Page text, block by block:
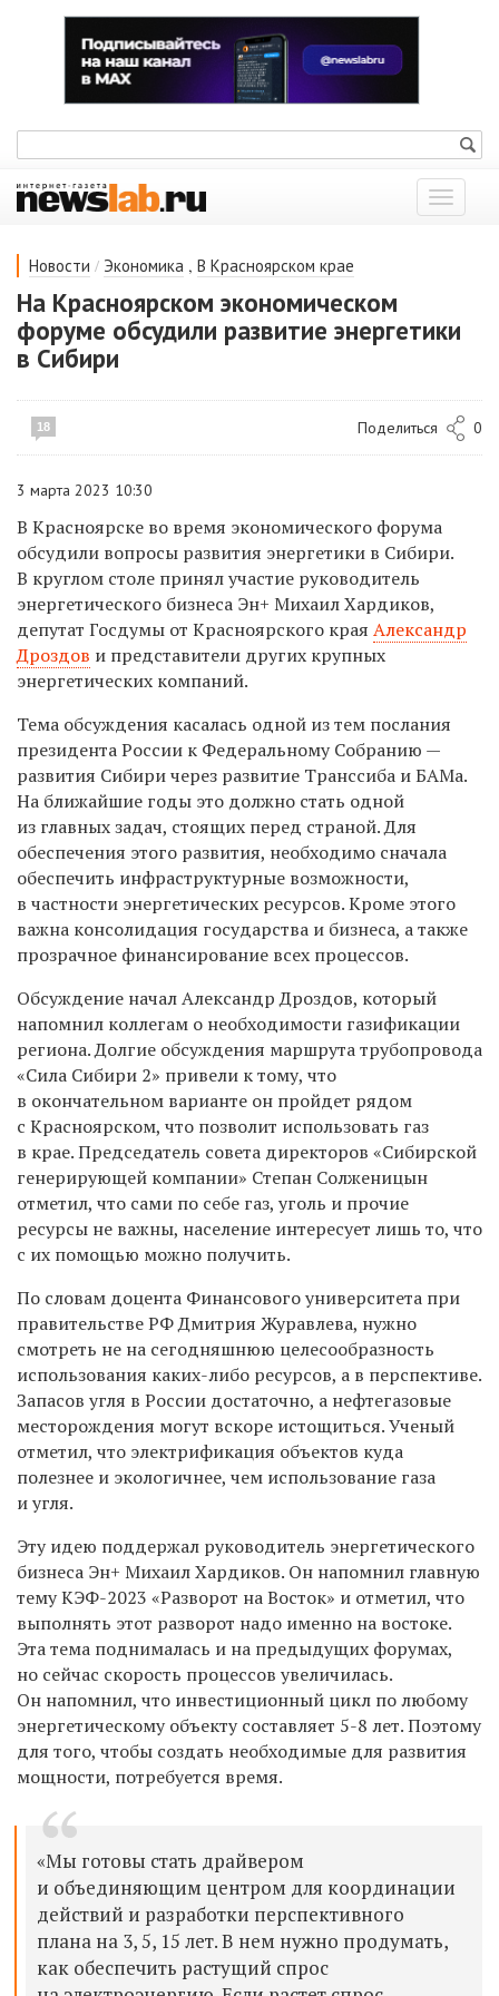
Показать
меню
Новости / Экономика , В Красноярском крае
На Красноярском экономическом
форуме обсудили развитие энергетики
в Сибири
18 Поделиться 0
3 марта 2023 10:30
В Красноярске во время экономического форума
обсудили вопросы развития энергетики в Сибири.
В круглом столе принял участие руководитель
энергетического бизнеса Эн+ Михаил Хардиков,
депутат Госдумы от Красноярского края Александр
Дроздов и представители других крупных
энергетических компаний.
Тема обсуждения касалась одной из тем послания
президента России к Федеральному Собранию —
развития Сибири через развитие Транссиба и БАМа.
На ближайшие годы это должно стать одной
из главных задач, стоящих перед страной. Для
обеспечения этого развития, необходимо сначала
обеспечить инфраструктурные возможности,
в частности энергетических ресурсов. Кроме этого
важна консолидация государства и бизнеса, а также
прозрачное финансирование всех процессов.
Обсуждение начал Александр Дроздов, который
напомнил коллегам о необходимости газификации
региона. Долгие обсуждения маршрута трубопровода
«Сила Сибири 2» привели к тому, что
в окончательном варианте он пройдет рядом
с Красноярском, что позволит использовать газ
в крае. Председатель совета директоров «Сибирской
генерирующей компании» Степан Солженицын
отметил, что сами по себе газ, уголь и прочие
ресурсы не важны, население интересует лишь то, что
с их помощью можно получить.
По словам доцента Финансового университета при
правительстве РФ Дмитрия Журавлева, нужно
смотреть не на сегодняшнюю целесообразность
использования каких-либо ресурсов, а в перспективе.
Запасов угля в России достаточно, а нефтегазовые
месторождения могут вскоре истощиться. Ученый
отметил, что электрификация объектов куда
полезнее и экологичнее, чем использование газа
и угля.
Эту идею поддержал руководитель энергетического
бизнеса Эн+ Михаил Хардиков. Он напомнил главную
тему КЭФ-2023 «Разворот на Восток» и отметил, что
выполнять этот разворот надо именно на востоке.
Эта тема поднималась и на предыдущих форумах,
но сейчас скорость процессов увеличилась.
Он напомнил, что инвестиционный цикл по любому
энергетическому объекту составляет 5-8 лет. Поэтому
для того, чтобы создать необходимые для развития
мощности, потребуется время.
«Мы готовы стать драйвером
и объединяющим центром для координации
действий и разработки перспективного
плана на 3, 5, 15 лет. В нем нужно продумать,
как обеспечить растущий спрос